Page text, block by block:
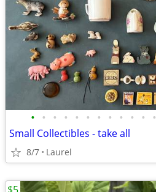
• • • • • • • • • • • •
Small Collectibles - take all
8/7 Laurel